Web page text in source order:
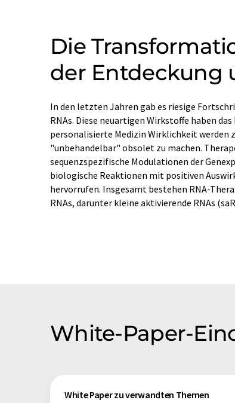
Die
der Entdeckung
In den letzten Jahren gab es riesige
RNAs. Diese neuartigen Wirkstoffe haben
personalisierte Medizin Wirklichkeit werden
"unbehandelbar" obsolet zu machen.
sequenzspezifische Modulationen der
biologische Reaktionen mit positiven
hervorrufen. Insgesamt bestehen RNA-
RNAs, darunter kleine aktivierende RNAs
(ASO), microRNAs (miRNA), kleine
(mRNA). Die Tröpfchen-Digital-PCR-
unschätzbare analytische Ressource
Forschungs- und Herstellungsprozesses von
White-Paper-
White Paper zu verwandten Themen